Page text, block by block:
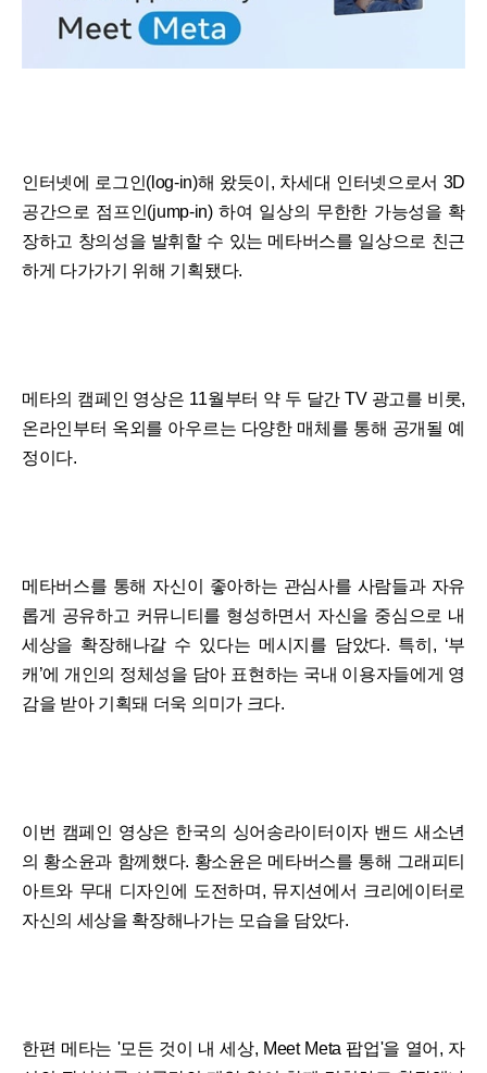
인터넷에 로그인(log-in)해 왔듯이, 차세대 인터넷으로서 3D
공간으로 점프인(jump-in) 하여 일상의 무한한 가능성을 확
장하고 창의성을 발휘할 수 있는 메타버스를 일상으로 친근
하게 다가가기 위해 기획됐다.
메타의 캠페인 영상은 11월부터 약 두 달간 TV 광고를 비롯,
온라인부터 옥외를 아우르는 다양한 매체를 통해 공개될 예
정이다.
메타버스를 통해 자신이 좋아하는 관심사를 사람들과 자유
롭게 공유하고 커뮤니티를 형성하면서 자신을 중심으로 내
세상을 확장해나갈 수 있다는 메시지를 담았다. 특히, ‘부
캐’에 개인의 정체성을 담아 표현하는 국내 이용자들에게 영
감을 받아 기획돼 더욱 의미가 크다.
이번 캠페인 영상은 한국의 싱어송라이터이자 밴드 새소년
의 황소윤과 함께했다. 황소윤은 메타버스를 통해 그래피티
아트와 무대 디자인에 도전하며, 뮤지션에서 크리에이터로
자신의 세상을 확장해나가는 모습을 담았다.
한편 메타는 '모든 것이 내 세상, Meet Meta 팝업'을 열어, 자